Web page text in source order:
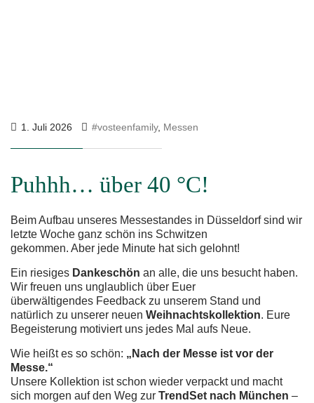
1. Juli 2026 #vosteenfamily, Messen
Puhhh… über 40 °C!
Beim Aufbau unseres Messestandes in Düsseldorf sind wir
letzte Woche ganz schön ins Schwitzen
gekommen. Aber jede Minute hat sich gelohnt!
Ein riesiges Dankeschön an alle, die uns besucht haben.
Wir freuen uns unglaublich über Euer
überwältigendes Feedback zu unserem Stand und
natürlich zu unserer neuen Weihnachtskollektion. Eure
Begeisterung motiviert uns jedes Mal aufs Neue.
Wie heißt es so schön: „Nach der Messe ist vor der
Messe.“
Unsere Kollektion ist schon wieder verpackt und macht
sich morgen auf den Weg zur TrendSet nach München –